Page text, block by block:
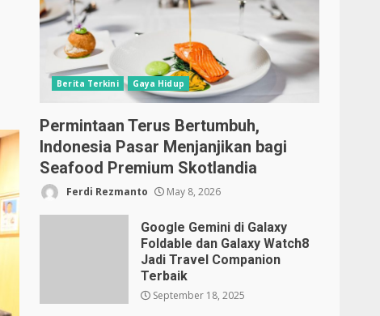
Berita Terkini Gaya Hidup
Permintaan Terus Bertumbuh,
Indonesia Pasar Menjanjikan bagi
Seafood Premium Skotlandia
Ferdi Rezmanto May 8, 2026
Google Gemini di Galaxy
Foldable dan Galaxy Watch8
Jadi Travel Companion
Terbaik
September 18, 2025